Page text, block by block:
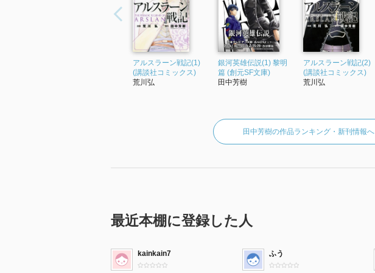
アルスラーン戦記(1)
(講談社コミックス)
荒川弘
銀河英雄伝説(1) 黎明
篇 (創元SF文庫)
田中芳樹
アルスラーン戦記(2)
(講談社コミックス)
荒川弘
田中芳樹の作品ランキング・新刊情報へ
最近本棚に登録した人
kainkain7 ふう